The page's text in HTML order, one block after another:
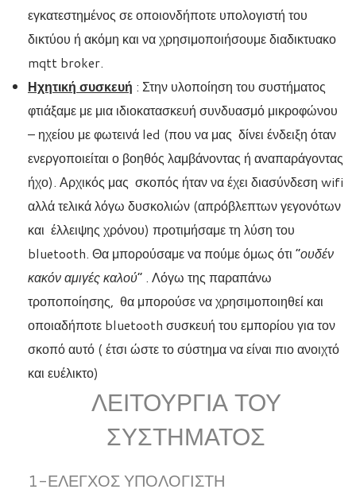
εγκατεστημένος σε οποιονδήποτε υπολογιστή του
δικτύου ή ακόμη και να χρησιμοποιήσουμε διαδικτυακο
mqtt broker.
Ηχητική συσκευή : Στην υλοποίηση του συστήματος
φτιάξαμε με μια ιδιοκατασκευή συνδυασμό μικροφώνου
– ηχείου με φωτεινά led (που να μας δίνει ένδειξη όταν
ενεργοποιείται ο βοηθός λαμβάνοντας ή αναπαράγοντας
ήχο). Αρχικός μας σκοπός ήταν να έχει διασύνδεση wifi
αλλά τελικά λόγω δυσκολιών (απρόβλεπτων γεγονότων
και έλλειψης χρόνου) προτιμήσαμε τη λύση του
bluetooth. Θα μπορούσαμε να πούμε όμως ότι “ουδέν
κακόν αμιγές καλού” . Λόγω της παραπάνω
τροποποίησης, θα μπορούσε να χρησιμοποιηθεί και
οποιαδήποτε bluetooth συσκευή του εμπορίου για τον
σκοπό αυτό ( έτσι ώστε το σύστημα να είναι πιο ανοιχτό
και ευέλικτο)
ΛΕΙΤΟΥΡΓΊΑ ΤΟΥ
ΣΥΣΤΉΜΑΤΟΣ
1-ΈΛΕΓΧΟΣ ΥΠΟΛΟΓΙΣΤΉ